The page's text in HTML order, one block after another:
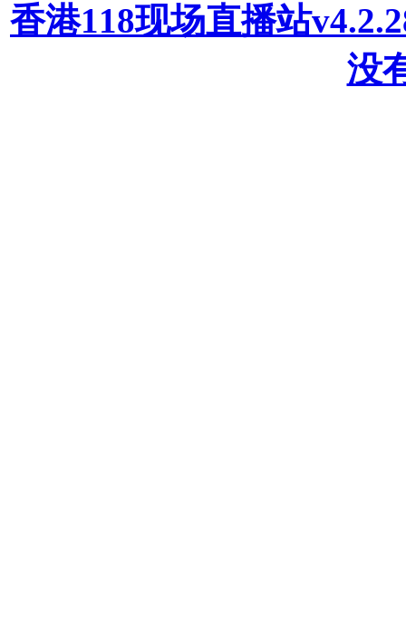
香港118现场直播站
没